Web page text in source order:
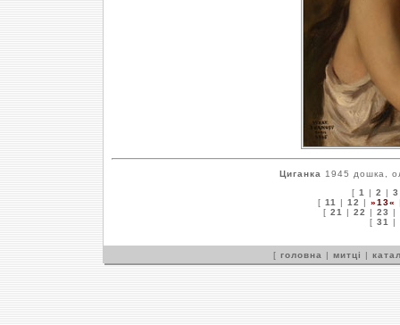
Циганка
1945 дошка,
[ 1 | 2 | 3
[ 11 | 12 | »13«
[ 21 | 22 | 23
|
[ 31 |
[ головна | митці |